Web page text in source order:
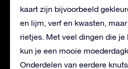
kaart zijn bijvoorbeeld
en lijm, verf en kwasten,
rietjes. Met veel dingen die je
kun je een mooie
Onderdelen van eerdere